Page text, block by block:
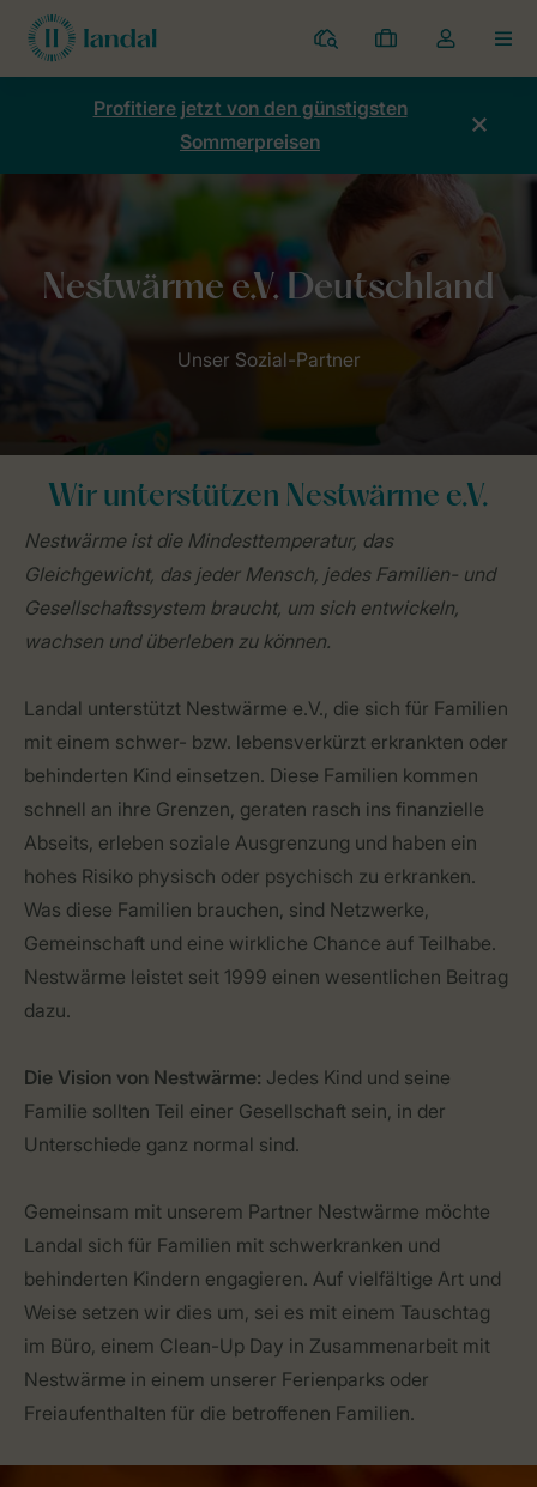
Ferienparks
Meine
Buchungen
Dropdown-
Menü
Kontos
Profitiere jetzt von den günstigsten
Sommerpreisen
Mensch und Natur Nestwärme e.V.
Wir unterstützen Nestwärme e.V.
Nestwärme ist die Mindesttemperatur, das
Gleichgewicht, das jeder Mensch, jedes Familien- und
Gesellschaftssystem braucht, um sich entwickeln,
wachsen und überleben zu können.
Landal unterstützt Nestwärme e.V., die sich für Familien
mit einem schwer- bzw. lebensverkürzt erkrankten oder
behinderten Kind einsetzen. Diese Familien kommen
schnell an ihre Grenzen, geraten rasch ins finanzielle
Abseits, erleben soziale Ausgrenzung und haben ein
hohes Risiko physisch oder psychisch zu erkranken.
Was diese Familien brauchen, sind Netzwerke,
Gemeinschaft und eine wirkliche Chance auf Teilhabe.
Nestwärme leistet seit 1999 einen wesentlichen Beitrag
dazu.
Die Vision von Nestwärme: Jedes Kind und seine
Familie sollten Teil einer Gesellschaft sein, in der
Unterschiede ganz normal sind.
Gemeinsam mit unserem Partner Nestwärme möchte
Landal sich für Familien mit schwerkranken und
behinderten Kindern engagieren. Auf vielfältige Art und
Weise setzen wir dies um, sei es mit einem Tauschtag
im Büro, einem Clean-Up Day in Zusammenarbeit mit
Nestwärme in einem unserer Ferienparks oder
Freiaufenthalten für die betroffenen Familien.